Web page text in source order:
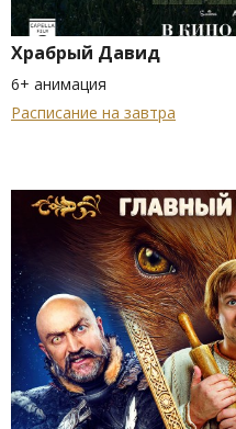
Храбрый Давид
6+ анимация
Расписание на завтра